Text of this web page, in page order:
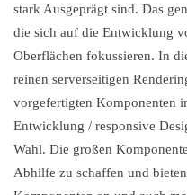
stark Ausgeprägt sind. Das
die sich auf die Entwicklung
Oberflächen fokussieren. In
reinen serverseitigen
vorgefertigten Komponenten
Entwicklung / responsive
Wahl. Die großen
Abhilfe zu schaffen und